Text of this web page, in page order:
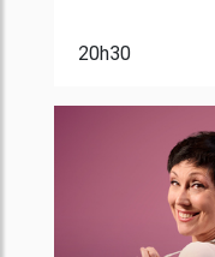
20h30